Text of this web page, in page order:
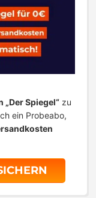
„Der Spiegel“ zu
ein Probeabo,